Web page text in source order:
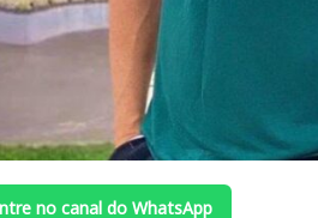
no canal do WhatsApp